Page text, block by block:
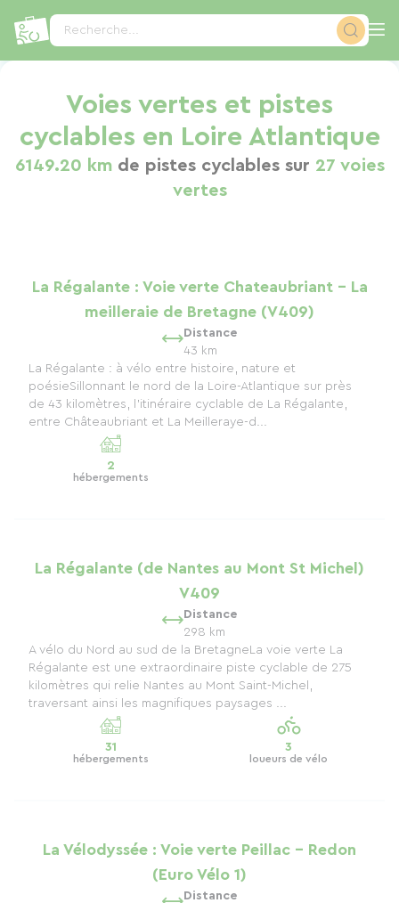
Recherche...
Voies vertes et pistes
cyclables en Loire Atlantique
6149.20 kmde pistes cyclables sur 27 voies
vertes
La Régalante : Voie verte Chateaubriant - La
meilleraie de Bretagne (V409)
Distance
43 km
La Régalante : à vélo entre histoire, nature et
poésieSillonnant le nord de la Loire-Atlantique sur près
de 43 kilomètres, l’itinéraire cyclable de La Régalante,
entre Châteaubriant et La Meilleraye-d...
2
hébergements
La Régalante (de Nantes au Mont St Michel)
V409
Distance
298 km
A vélo du Nord au sud de la BretagneLa voie verte La
Régalante est une extraordinaire piste cyclable de 275
kilomètres qui relie Nantes au Mont Saint-Michel,
traversant ainsi les magnifiques paysages ...
31
hébergements
3
loueurs de vélo
La Vélodyssée : Voie verte Peillac - Redon
(Euro Vélo 1)
Distance
Panneau de gestion des cookies